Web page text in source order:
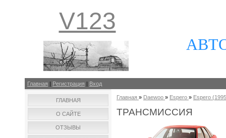
V123
Главная | Регистрация | Вход
ГЛАВНАЯ
О САЙТЕ
ОТЗЫВЫ
Главная » Daewoo » Espero » Espero
ТРАНСМИССИЯ